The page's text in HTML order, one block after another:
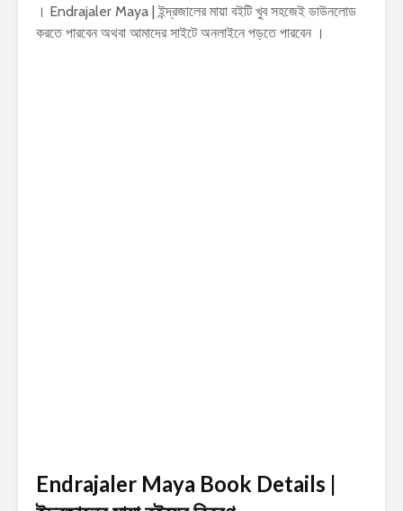
। Endrajaler Maya | ইন্দ্রজালের মায়া বইটি খুব সহজেই ডাউনলোড
করতে পারবেন অথবা আমাদের সাইটে অনলাইনে পড়তে পারবেন ।
Endrajaler Maya Book Details |